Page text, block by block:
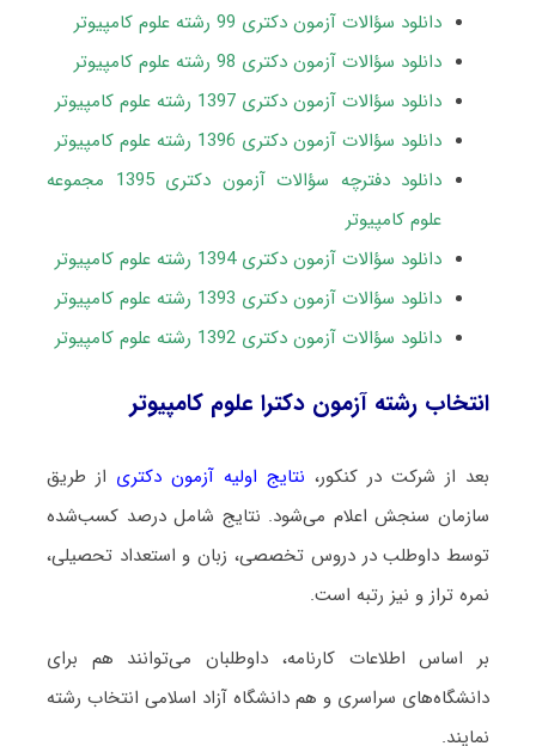
دانلود سؤالات آزمون دکتری 99 رشته علوم کامپیوتر
دانلود سؤالات آزمون دکتری 98 رشته علوم کامپیوتر
دانلود سؤالات آزمون دکتری 1397 رشته علوم کامپیوتر
دانلود سؤالات آزمون دکتری 1396 رشته علوم کامپیوتر
دانلود دفترچه سؤالات آزمون دکتری 1395 مجموعه
علوم کامپیوتر
دانلود سؤالات آزمون دکتری 1394 رشته علوم کامپیوتر
دانلود سؤالات آزمون دکتری 1393 رشته علوم کامپیوتر
دانلود سؤالات آزمون دکتری 1392 رشته علوم کامپیوتر
انتخاب رشته آزمون دکترا علوم کامپیوتر
بعد از شرکت در کنکور، نتایج اولیه آزمون دکتری از طریق
سازمان سنجش اعلام می‌شود. نتایج شامل درصد کسب‌شده
توسط داوطلب در دروس تخصصی، زبان و استعداد تحصیلی،
نمره تراز و نیز رتبه است.
بر اساس اطلاعات کارنامه، داوطلبان می‌توانند هم برای
دانشگاه‌های سراسری و هم دانشگاه آزاد اسلامی انتخاب رشته
نمایند.